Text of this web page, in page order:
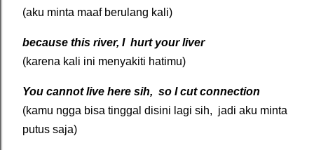
(aku minta maaf berulang kali)
because this river, I hurt your liver
(karena kali ini menyakiti hatimu)
You cannot live here sih, so I cut connection
(kamu ngga bisa tinggal disini lagi sih, jadi aku minta
putus saja)